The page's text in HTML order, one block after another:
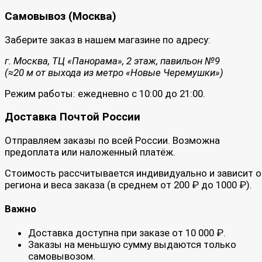
Самовывоз (Москва)
Заберите заказ в нашем магазине по адресу:
г. Москва, ТЦ «Панорама», 2 этаж, павильон №9
(≈20 м от выхода из метро «Новые Черемушки»)
Режим работы: ежедневно с 10:00 до 21:00.
Доставка Почтой России
Отправляем заказы по всей России. Возможна
предоплата или наложенный платёж.
Стоимость рассчитывается индивидуально и зависит
региона и веса заказа (в среднем от 200 ₽ до 1000 ₽).
Важно
Доставка доступна при заказе от 10 000 ₽.
Заказы на меньшую сумму выдаются только
самовывозом.